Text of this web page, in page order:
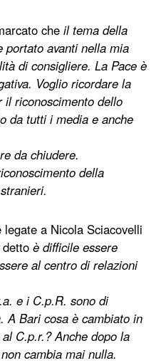
che il tema della
portato avanti nella mia
di consigliere. La Pace è
Voglio ricordare la
riconoscimento dello
da tutti i media e anche
da chiudere.
della
a Nicola Sciacovelli
è difficile essere
al centro di relazioni
e i C.p.R. sono di
A Bari cosa è cambiato in
C.p.r.? Anche dopo la
cambia mai nulla.